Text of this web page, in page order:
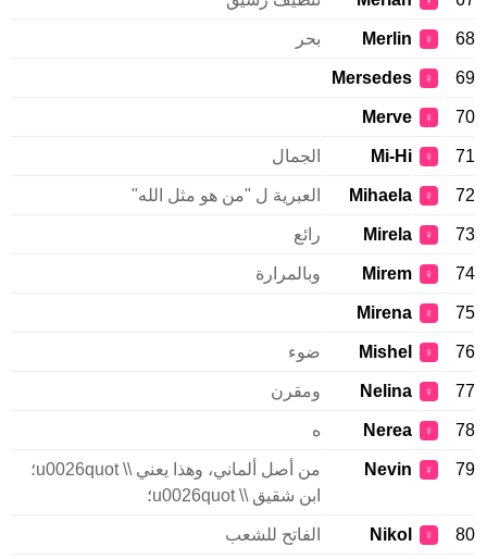
68
♀
Merlin بحر
69
♀
Mersedes
70
♀
Merve
71
♀
Mi-Hi الجمال
72
♀
Mihaela العبرية ل "من هو مثل الله"
73
♀
Mirela رائع
74
♀
Mirem وبالمرارة
75
♀
Mirena
76
♀
Mishel ضوء
77
♀
Nelina ومقرن
78
♀
Nerea ه
79
♀
Nevin
من أصل ألماني، وهذا يعني \\ u0026quot؛
ابن شقيق \\ u0026quot؛
80
♀
Nikol الفاتح للشعب